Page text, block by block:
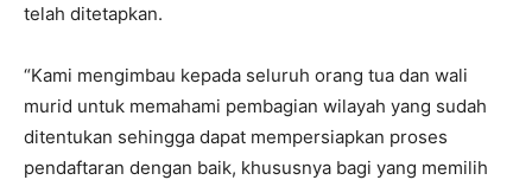
telah ditetapkan.
“Kami mengimbau kepada seluruh orang tua dan wali
murid untuk memahami pembagian wilayah yang sudah
ditentukan sehingga dapat mempersiapkan proses
pendaftaran dengan baik, khususnya bagi yang memilih